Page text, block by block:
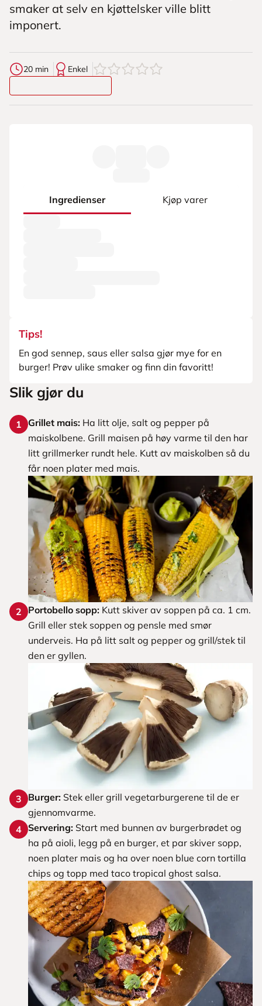
smaker at selv en kjøttelsker ville blitt
imponert.
20 min Enkel 0av5stjerner
Ingredienser Kjøp varer
Tips!
En god sennep, saus eller salsa gjør mye for en
burger! Prøv ulike smaker og finn din favoritt!
Slik gjør du
1 Grillet mais: Ha litt olje, salt og pepper på
maiskolbene. Grill maisen på høy varme til den har
litt grillmerker rundt hele. Kutt av maiskolben så du
får noen plater med mais.
2 Portobello sopp: Kutt skiver av soppen på ca. 1 cm.
Grill eller stek soppen og pensle med smør
underveis. Ha på litt salt og pepper og grill/stek til
den er gyllen.
3 Burger: Stek eller grill vegetarburgerene til de er
gjennomvarme.
4 Servering: Start med bunnen av burgerbrødet og
ha på aioli, legg på en burger, et par skiver sopp,
noen plater mais og ha over noen blue corn tortilla
chips og topp med taco tropical ghost salsa.